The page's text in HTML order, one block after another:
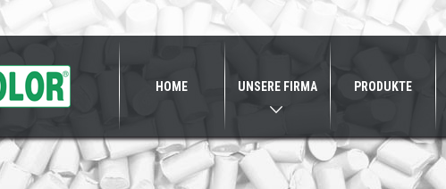
HOME UNSERE FIRMA PRODUKTE